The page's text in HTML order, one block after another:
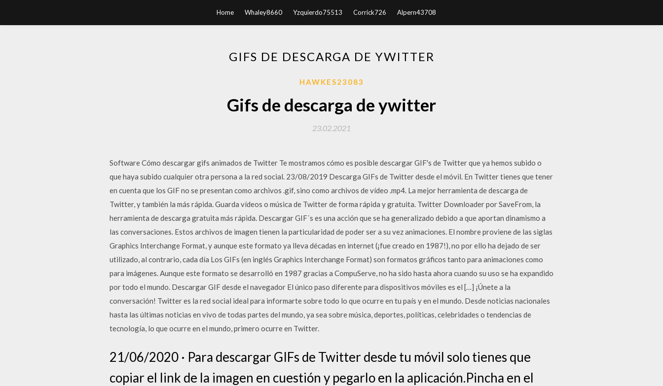
Home Whaley8660 Yzquierdo75513 Corrick726 Alpern43708
GIFS DE DESCARGA DE YWITTER
HAWKES23083
Gifs de descarga de ywitter
23.02.2021
Software Cómo descargar gifs animados de Twitter Te mostramos cómo es posible descargar GIF's de Twitter que ya hemos subido o
que haya subido cualquier otra persona a la red social. 23/08/2019 Descarga GIFs de Twitter desde el móvil. En Twitter tienes que tener
en cuenta que los GIF no se presentan como archivos .gif, sino como archivos de vídeo .mp4. La mejor herramienta de descarga de
Twitter, y también la más rápida. Guarda vídeos o música de Twitter de forma rápida y gratuita. Twitter Downloader por SaveFrom, la
herramienta de descarga gratuita más rápida. Descargar GIF´s es una acción que se ha generalizado debido a que aportan dinamismo a
las conversaciones. Estos archivos de imagen tienen la particularidad de poder ser a su vez animaciones. El nombre proviene de las siglas
Graphics Interchange Format, y aunque este formato ya lleva décadas en internet (¡fue creado en 1987!), no por ello ha dejado de ser
utilizado, al contrario, cada día Los GIFs (en inglés Graphics Interchange Format) son formatos gráficos tanto para animaciones como
para imágenes. Aunque este formato se desarrolló en 1987 gracias a CompuServe, no ha sido hasta ahora cuando su uso se ha expandido
por todo el mundo. Descargar GIF desde el navegador El único paso diferente para dispositivos móviles es el […] ¡Únete a la
conversación! Twitter es la red social ideal para informarte sobre todo lo que ocurre en tu país y en el mundo. Desde noticias nacionales
hasta las últimas noticias en vivo de todas partes del mundo, ya sea sobre música, deportes, políticas, celebridades o tendencias de
tecnología, lo que ocurre en el mundo, primero ocurre en Twitter.
21/06/2020 · Para descargar GIFs de Twitter desde tu móvil solo tienes que
copiar el link de la imagen en cuestión y pegarlo en la aplicación.Pincha en el